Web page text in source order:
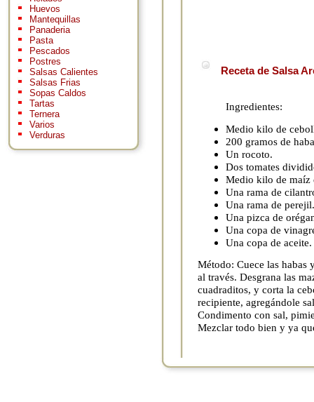
Huevos
Mantequillas
Panaderia
Pasta
Pescados
Postres
Salsas Calientes
Salsas Frias
Sopas Caldos
Tartas
Ternera
Varios
Verduras
Receta de Salsa
Ingredientes:
Medio kilo de
200 gramos de
Un rocoto.
Dos tomates
Medio kilo de maíz
Una rama de
Una rama de perejil.
Una pizca de
Una copa de
Una copa de aceite.
Método: Cuece las habas
al través. Desgrana las
cuadraditos, y corta la
recipiente, agregándole
Condimento con sal,
Mezclar todo bien y ya